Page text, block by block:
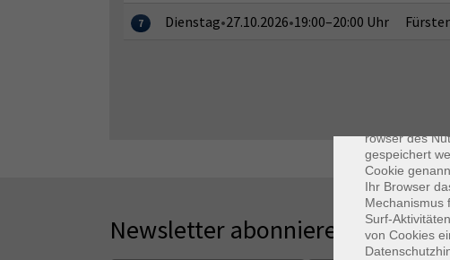
7 Dienstag•27.10.2026•19:00–20:00 Uhr
Newsletter abonnieren
rowser des
gespeichert
Cookie
Ihr Browser
Mechanismus
Surf-
von Cookies